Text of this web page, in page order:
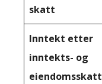
skatt
Inntekt etter
inntekts- og
eiendomsskatt